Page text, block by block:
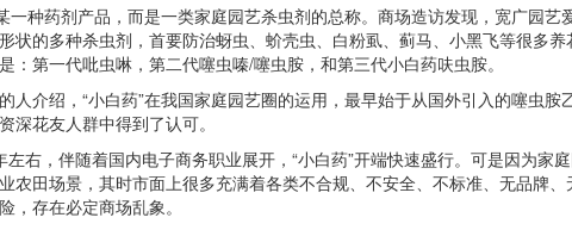
种药剂产品，而是一类家庭园艺杀虫剂的总称。商场造访发现，宽广园艺
状的多种杀虫剂，首要防治蚜虫、蚧壳虫、白粉虱、蓟马、小黑飞等很多
：第一代吡虫啉，第二代噻虫嗪/噻虫胺，和第三代小白药呋虫胺。
介绍，“小白药”在我国家庭园艺圈的运用，最早始于从国外引入的噻虫胺
深花友人群中得到了认可。
，伴随着国内电子商务职业展开，“小白药”开端快速盛行。可是因为家
农田场景，其时市面上很多充满着各类不合规、不安全、不标准、无品牌
，存在必定商场乱象。